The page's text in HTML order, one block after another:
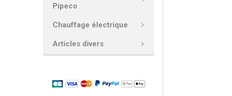
Pipeco
Chauffage électrique
Articles divers